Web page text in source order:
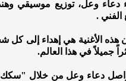
دعاء وعل، توزيع موسيقي
الفني .
هذه الأغنية هي إهداء إلى
جميلاً في هذا العالم.
دعاء وعل من خلال "سكك